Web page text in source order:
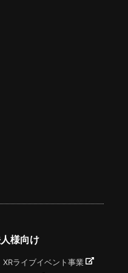
様向け
XRライブイベント事業